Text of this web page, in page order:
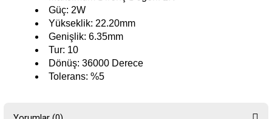
Güç: 2W
Yükseklik: 22.20mm
Genişlik: 6.35mm
Tur: 10
Dönüş: 36000 Derece
Tolerans: %5